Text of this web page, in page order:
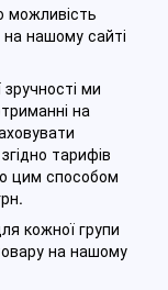
можливість
нашому сайті
ми
на
тарифів
цим способом
кожної групи
на нашому